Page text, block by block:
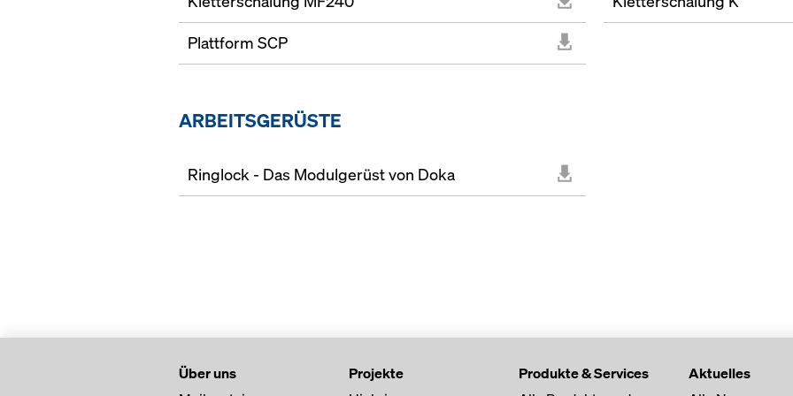
Plattform SCP
ARBEITSGERÜSTE
Ringlock - Das Modulgerüst von Doka
Über uns
Projekte
Produkte & Services
Aktuelles